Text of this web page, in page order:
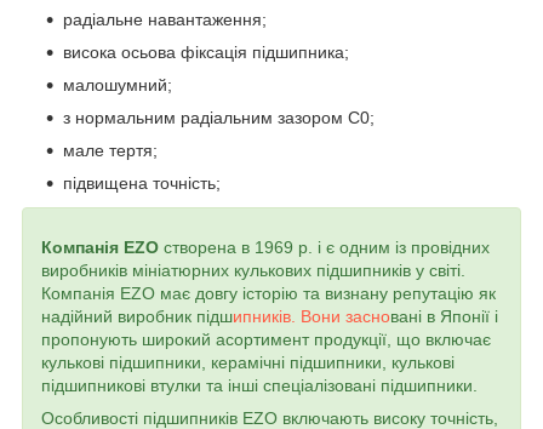
радіальне навантаження;
висока осьова фіксація підшипника;
малошумний;
з нормальним радіальним зазором С0;
мале тертя;
підвищена точність;
Компанія EZO створена в 1969 р. і є одним із провідних
виробників мініатюрних кулькових підшипників у світі.
Компанія EZO має довгу історію та визнану репутацію як
надійний виробник підшипників. Вони засновані в Японії і
пропонують широкий асортимент продукції, що включає
кулькові підшипники, керамічні підшипники, кулькові
підшипникові втулки та інші спеціалізовані підшипники.
Особливості підшипників EZO включають високу точність,